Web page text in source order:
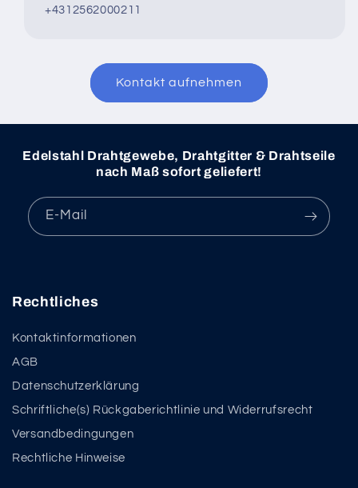
+4312562000211
Kontakt aufnehmen
Edelstahl Drahtgewebe, Drahtgitter & Drahtseile
nach Maß sofort geliefert!
E-Mail
Rechtliches
Kontaktinformationen
AGB
Datenschutzerklärung
Schriftliche(s) Rückgaberichtlinie und Widerrufsrecht
Versandbedingungen
Rechtliche Hinweise